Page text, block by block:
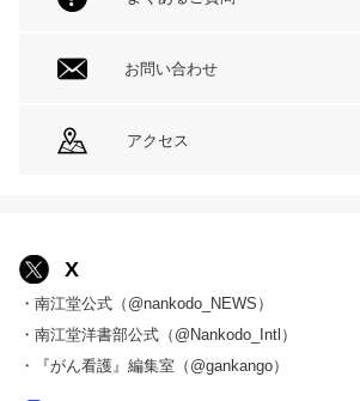
お問い合わせ
アクセス
X
・南江堂公式（@nankodo_NEWS）
・南江堂洋書部公式（@Nankodo_Intl）
・『がん看護』編集室（@gankango）